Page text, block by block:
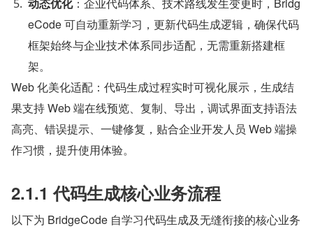
eCode 可自动重新学习，更新代码生成逻辑，确保代码
框架始终与企业技术体系同步适配，无需重新搭建框
架。
Web 化美化适配：代码生成过程实时可视化展示，生成结
果支持 Web 端在线预览、复制、导出，调试界面支持语法
高亮、错误提示、一键修复，贴合企业开发人员 Web 端操
作习惯，提升使用体验。
2.1.1 代码生成核心业务流程
以下为 BridgeCode 自学习代码生成及无缝衔接的核心业务